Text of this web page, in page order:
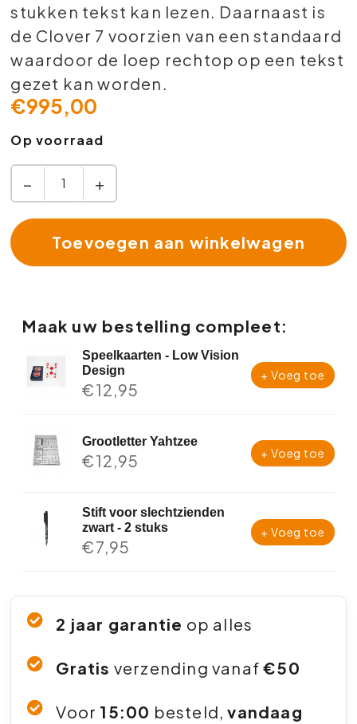
stukken tekst kan lezen. Daarnaast is
de Clover 7 voorzien van een standaard
waardoor de loep rechtop op een tekst
gezet kan worden.
€995,00
Op voorraad
− +
Toevoegen aan winkelwagen
Maak uw bestelling compleet:
Speelkaarten - Low Vision
Design
€12,95
+ Voeg toe
Grootletter Yahtzee
€12,95 + Voeg toe
Stift voor slechtzienden
zwart - 2 stuks
€7,95
+ Voeg toe
2 jaar garantie op alles
Gratis verzending vanaf€50
Voor 15:00 besteld,vandaag